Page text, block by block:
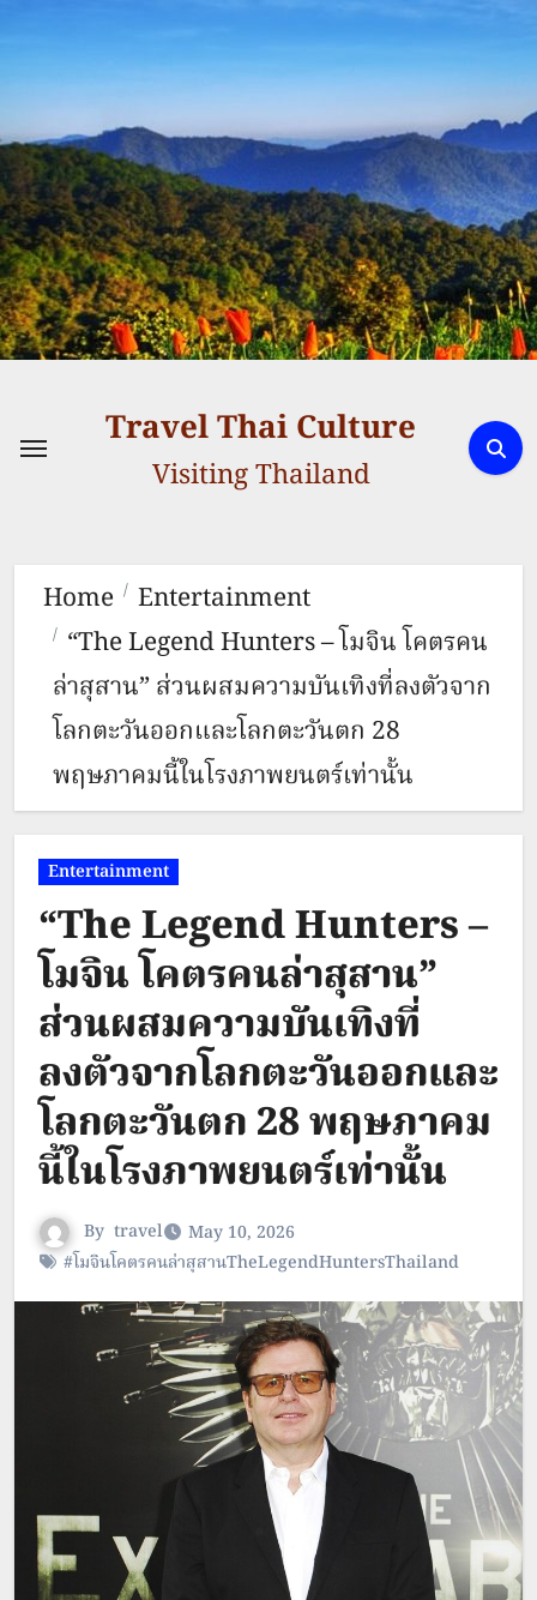
content
Travel Thai Culture
Visiting Thailand
Home
Entertainment
“The Legend Hunters – โมจิน โคตรคน
ล่าสุสาน” ส่วนผสมความบันเทิงที่ลงตัวจาก
โลกตะวันออกและโลกตะวันตก 28
พฤษภาคมนี้ในโรงภาพยนตร์เท่านั้น
Entertainment
“The Legend Hunters –
โมจิน โคตรคนล่าสุสาน”
ส่วนผสมความบันเทิงที่
ลงตัวจากโลกตะวันออกและ
โลกตะวันตก 28 พฤษภาคม
นี้ในโรงภาพยนตร์เท่านั้น
By travel
May 10, 2026
#โมจินโคตรคนล่าสุสานTheLegendHuntersThailand